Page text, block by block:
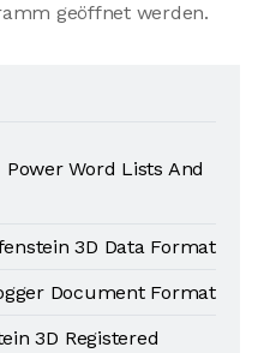
geöffnet werden.
Power Word Lists And
3D Data Format
Document Format
3D Registered